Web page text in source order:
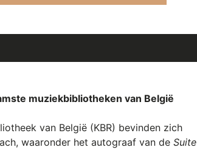
muziekbibliotheken van België
van België (KBR) bevinden zich
waaronder het autograaf van de Suite